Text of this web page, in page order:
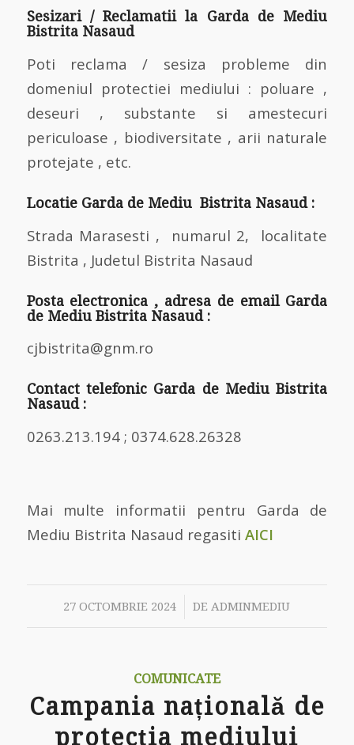
Sesizari / Reclamatii la Garda de Mediu
Bistrita Nasaud
Poti reclama / sesiza probleme din
domeniul protectiei mediului : poluare ,
deseuri , substante si amestecuri
periculoase , biodiversitate , arii naturale
protejate , etc.
Locatie Garda de Mediu Bistrita Nasaud :
Strada Marasesti , numarul 2, localitate
Bistrita , Judetul Bistrita Nasaud
Posta electronica , adresa de email Garda
de Mediu Bistrita Nasaud :
cjbistrita@gnm.ro
Contact telefonic Garda de Mediu Bistrita
Nasaud :
0263.213.194 ; 0374.628.26328
Mai multe informatii pentru Garda de
Mediu Bistrita Nasaud regasiti AICI
27 OCTOMBRIE 2024
/ DEADMINMEDIU
COMUNICATE
Campania națională de
protecția mediului